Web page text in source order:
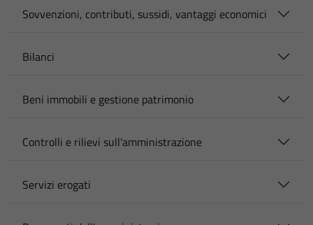
Sovvenzioni, contributi, sussidi, vantaggi economici
Bilanci
Beni immobili e gestione patrimonio
Controlli e rilievi sull'amministrazione
Servizi erogati